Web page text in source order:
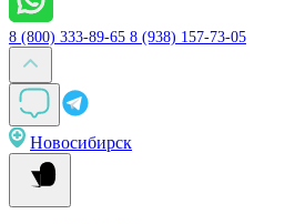
8 (800) 333-89-65 8 (938) 157-73-05
Новосибирск